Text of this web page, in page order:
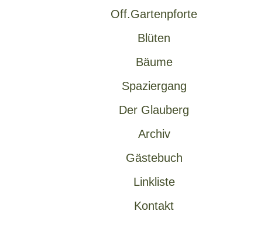
Off.Gartenpforte
Blüten
Bäume
Spaziergang
Der Glauberg
Archiv
Gästebuch
Linkliste
Kontakt